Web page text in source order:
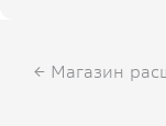
Магазин